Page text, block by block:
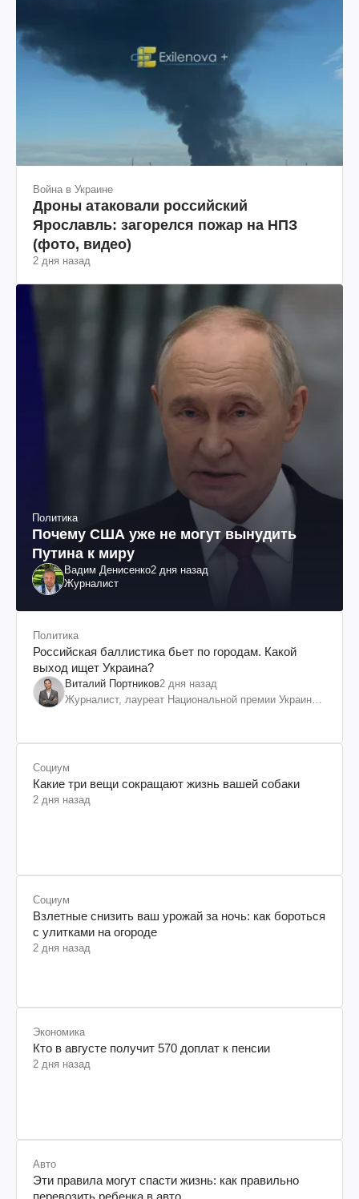
Война в Украине
Дроны атаковали российский
Ярославль: загорелся пожар на НПЗ
(фото, видео)
2 дня назад
Политика
Почему США уже не могут вынудить
Путина к миру
Вадим Денисенко2 дня назад
Журналист
Политика
Российская баллистика бьет по городам. Какой
выход ищет Украина?
Виталий Портников2 дня назад
Журналист, лауреат Национальной премии Украины
Социум
Какие три вещи сокращают жизнь вашей собаки
2 дня назад
Социум
Взлетные снизить ваш урожай за ночь: как бороться
с улитками на огороде
2 дня назад
Экономика
Кто в августе получит 570 доплат к пенсии
2 дня назад
Авто
Эти правила могут спасти жизнь: как правильно
перевозить ребенка в авто